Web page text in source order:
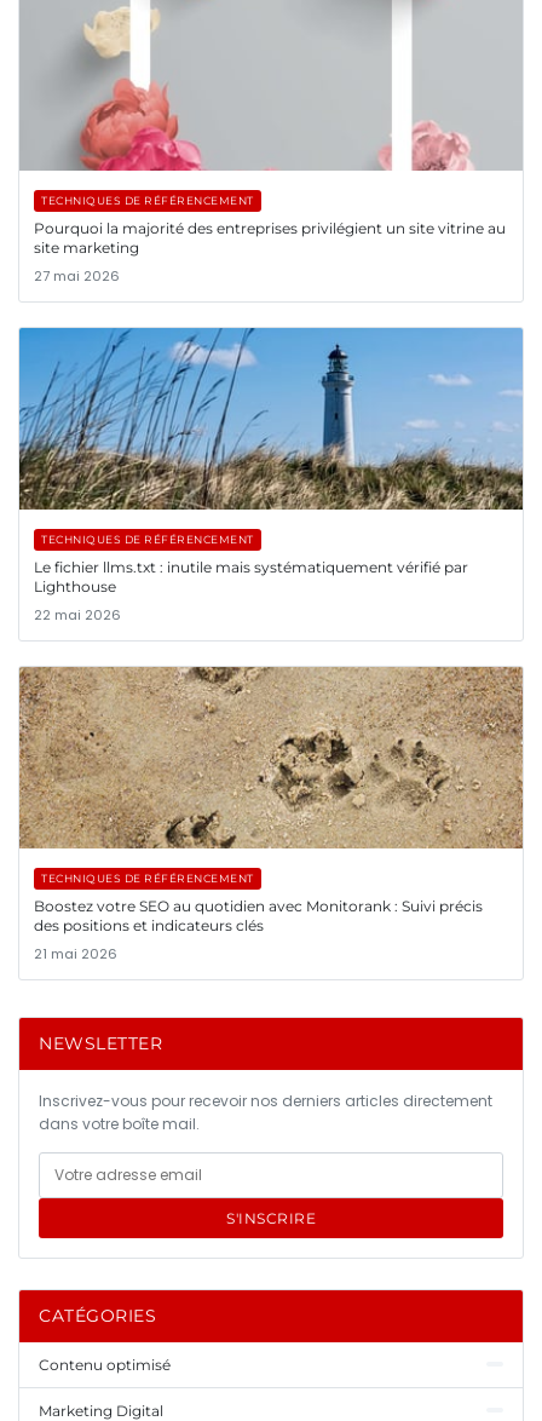
TECHNIQUES DE RÉFÉRENCEMENT
Pourquoi la majorité des entreprises privilégient un site vitrine au
site marketing
27 mai 2026
TECHNIQUES DE RÉFÉRENCEMENT
Le fichier llms.txt : inutile mais systématiquement vérifié par
Lighthouse
22 mai 2026
TECHNIQUES DE RÉFÉRENCEMENT
Boostez votre SEO au quotidien avec Monitorank : Suivi précis
des positions et indicateurs clés
21 mai 2026
NEWSLETTER
Inscrivez-vous pour recevoir nos derniers articles directement
dans votre boîte mail.
S'INSCRIRE
CATÉGORIES
Contenu optimisé
Marketing Digital